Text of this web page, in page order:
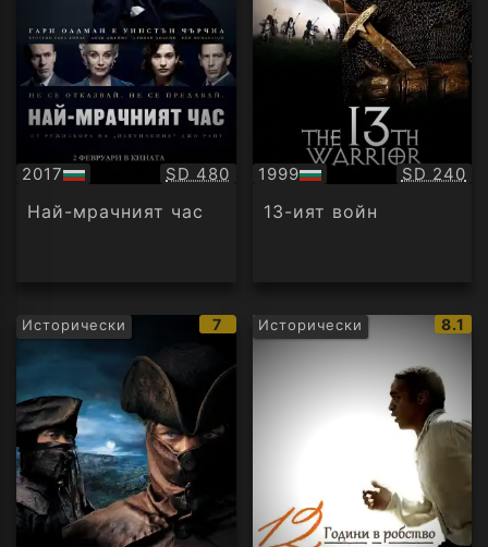
2017
БГ
аудио
Качество:
SD 480
Най-мрачният час
1999
БГ
аудио
SD 240
13-ият войн
Исторически
IMDb
рейтинг:
7 Исторически
IMDb
8.1